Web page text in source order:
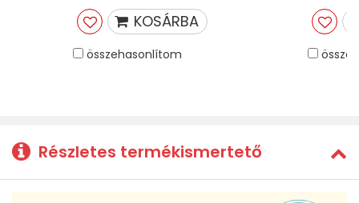
KOSÁRBA
összehasonlítom
Részletes termékismertető